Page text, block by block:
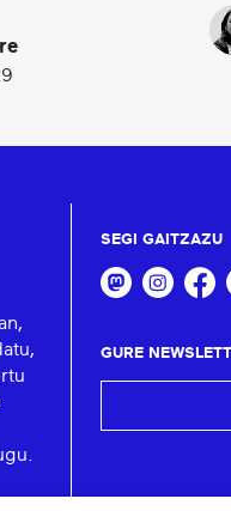
SEGI GAITZAZU
GURE